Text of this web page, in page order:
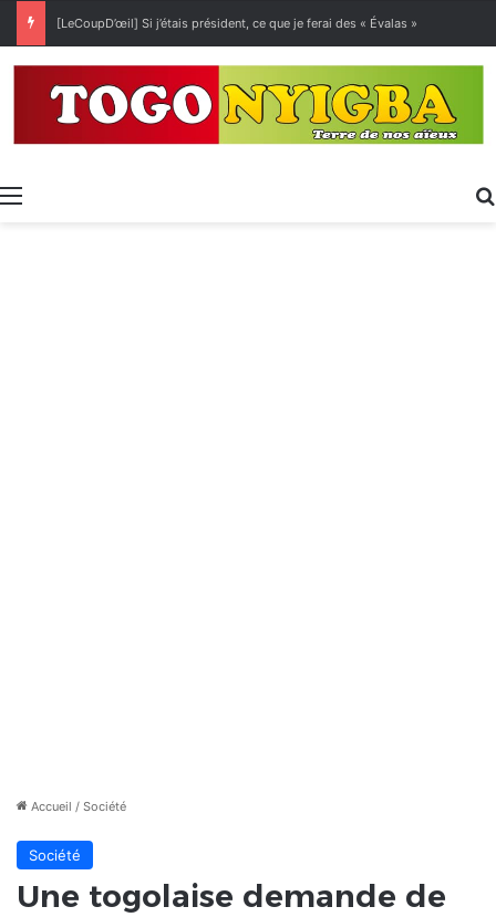
[LeCoupD’œil] Si j’étais président, ce que je ferai des « Évalas »
Menu
Accueil / Société
Société
Une togolaise demande de